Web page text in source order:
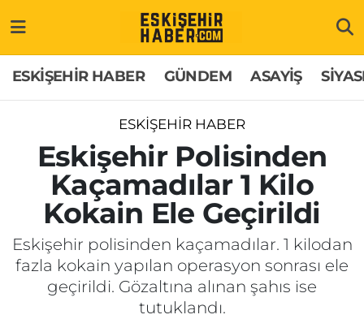
ESKİŞEHİR HABER GÜNDEM ASAYİŞ
ESKİŞEHİR HABER
Eskişehir Polisinden
Kaçamadılar 1 Kilo
Kokain Ele Geçirildi
Eskişehir polisinden kaçamadılar. 1 kilodan
fazla kokain yapılan operasyon sonrası ele
geçirildi. Gözaltına alınan şahıs ise
tutuklandı.
GÜNDEM
ASAYİŞ
SİYASET
EKONOMİ
SAĞLIK
Hakkımızda
İletişim
Künye
Odunpazarı Trafik Yoğunluk Haritası
Süper Lig Puan Durumu ve Fikstür
Tüm Manşetler
Son Dakika Haberleri
Haber Arşivi